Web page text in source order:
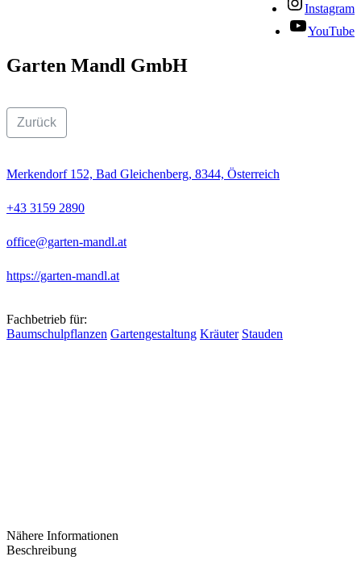
Instagram
YouTube
Garten Mandl GmbH
Zurück
Merkendorf 152, Bad Gleichenberg, 8344, Österreich
+43 3159 2890
office@garten-mandl.at
https://garten-mandl.at
Fachbetrieb für:
Baumschulpflanzen Gartengestaltung Kräuter Stauden
Nähere Informationen
Beschreibung